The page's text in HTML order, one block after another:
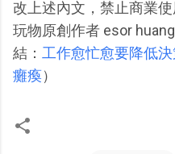
改上述內文，禁止商業
玩物原創作者 esor
結： 工作愈忙愈要降低
癱瘓）